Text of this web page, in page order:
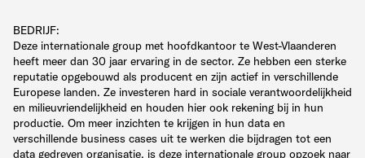
BEDRIJF:
Deze internationale group met hoofdkantoor te West-Vlaanderen
heeft meer dan 30 jaar ervaring in de sector. Ze hebben een sterke
reputatie opgebouwd als producent en zijn actief in verschillende
Europese landen. Ze investeren hard in sociale verantwoordelijkheid
en milieuvriendelijkheid en houden hier ook rekening bij in hun
productie. Om meer inzichten te krijgen in hun data en
verschillende business cases uit te werken die bijdragen tot een
data gedreven organisatie, is deze internationale group opzoek naar